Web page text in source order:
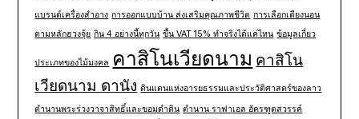
แบรนด์เครื่องสำอาง การออกแบบบ้าน ส่งเสริมคุณภาพชีวิต การเลือกเตียงนอน
ตามหลักฮวงจุ้ย กิน 4 อย่างนี้ทุกวัน ขึ้น VAT 15% ทำจริงได้แค่ไหน ข้อมูลเกี่ยว
ประเภทของไม้มงคล คาสิโนเวียดนาม คาสิโน
เวียดนาม ดานัง ดินแดนแห่งอารยธรรมและประวัติศาสตร์ของลาว
ตำนานพระร่วงวาจาสิทธิ์และขอมดำดิน ตำนาน ราฟาเอล อัครฑูตสวรรค์